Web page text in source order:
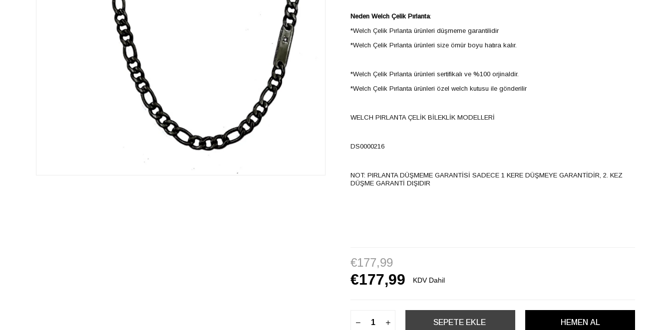
Neden Welch Çelik Pırlanta:
*Welch Çelik Pırlanta ürünleri düşmeme garantilidir
*Welch Çelik Pırlanta ürünleri size ömür boyu hatıra kalır.
*Welch Çelik Pırlanta ürünleri sertifikalı ve %100 orjinaldir.
*Welch Çelik Pırlanta ürünleri özel welch kutusu ile gönderilir
WELCH PIRLANTA ÇELİK BİLEKLİK MODELLERİ
DS0000216
NOT: PIRLANTA DÜŞMEME GARANTİSİ SADECE 1 KERE DÜŞMEYE GARANTİDİR, 2. KEZ
DÜŞME GARANTİ DIŞIDIR
€177,99
KDV Dahil
€177,99